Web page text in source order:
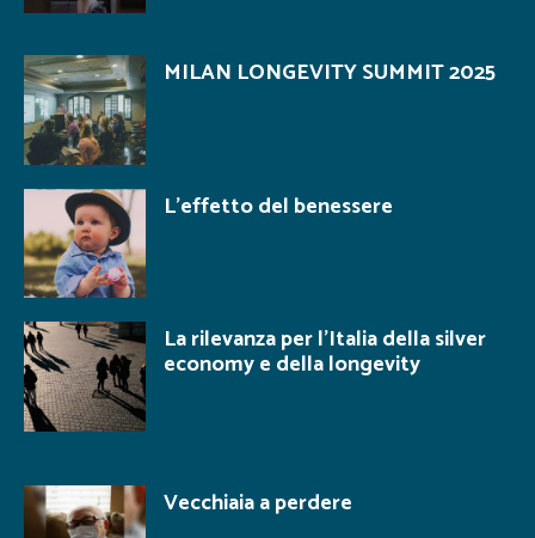
MILAN LONGEVITY SUMMIT 2025
L’effetto del benessere
La rilevanza per l’Italia della silver
economy e della longevity
Vecchiaia a perdere